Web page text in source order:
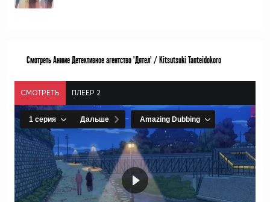
Смотреть Аниме Детективное агентство "Дятел" / Kitsutsuki Tanteidokoro
СМОТРЕТЬ ПЛЕЕР 2